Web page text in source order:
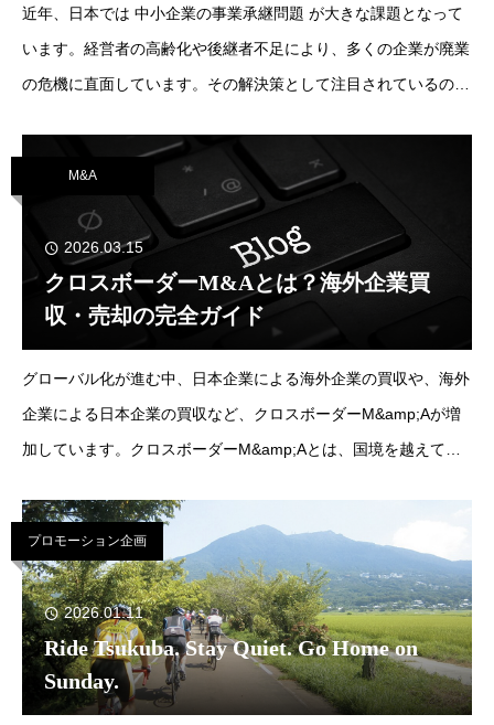
近年、日本では 中小企業の事業承継問題 が大きな課題となって
います。経営者の高齢化や後継者不足により、多くの企業が廃業
の危機に直面しています。その解決策として注目されているのが
M&amp;A市場では過去に
M&A
2026.03.15
クロスボーダーM&Aとは？海外企業買
収・売却の完全ガイド
グローバル化が進む中、日本企業による海外企業の買収や、海外
企業による日本企業の買収など、クロスボーダーM&amp;Aが増
加しています。クロスボーダーM&amp;Aとは、国境を越えて行
が海外企業を
プロモーション企画
2026.01.11
Ride Tsukuba. Stay Quiet. Go Home on
Sunday.